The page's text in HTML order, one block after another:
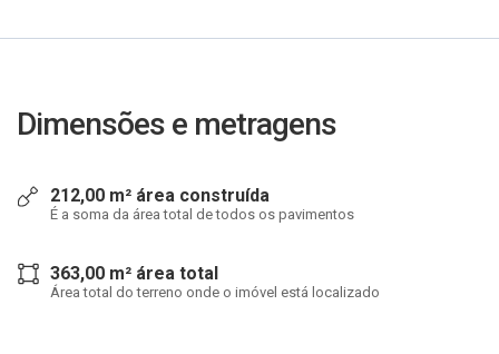
Dimensões e metragens
212,00 m² área construída
É a soma da área total de todos os pavimentos
363,00 m² área total
Área total do terreno onde o imóvel está localizado